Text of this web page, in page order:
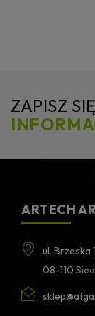
ZAPISZ
ARTECH
ul. Brzeska
08-110